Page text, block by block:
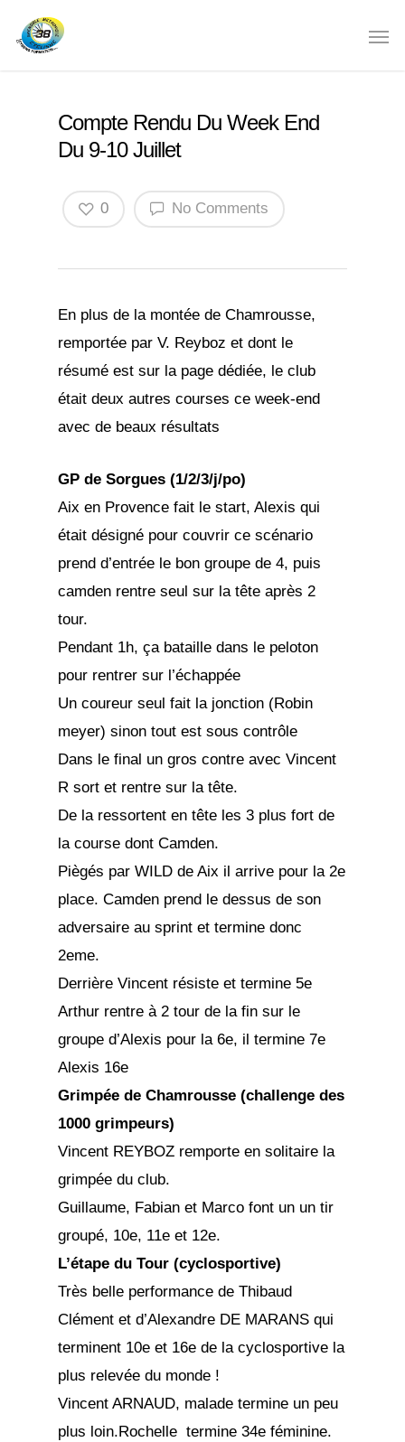
Compte Rendu Du Week End
Du 9-10 Juillet
No Comments
0
En plus de la montée de Chamrousse,
remportée par V. Reyboz et dont le
résumé est sur la page dédiée, le club
était deux autres courses ce week-end
avec de beaux résultats
GP de Sorgues (1/2/3/j/po)
Aix en Provence fait le start, Alexis qui
était désigné pour couvrir ce scénario
prend d’entrée le bon groupe de 4, puis
camden rentre seul sur la tête après 2
tour.
Pendant 1h, ça bataille dans le peloton
pour rentrer sur l’échappée
Un coureur seul fait la jonction (Robin
meyer) sinon tout est sous contrôle
Dans le final un gros contre avec Vincent
R sort et rentre sur la tête.
De la ressortent en tête les 3 plus fort de
la course dont Camden.
Piègés par WILD de Aix il arrive pour la 2e
place. Camden prend le dessus de son
adversaire au sprint et termine donc
2eme.
Derrière Vincent résiste et termine 5e
Arthur rentre à 2 tour de la fin sur le
groupe d’Alexis pour la 6e, il termine 7e
Alexis 16e
Grimpée de Chamrousse (challenge des
1000 grimpeurs)
Vincent REYBOZ remporte en solitaire la
grimpée du club.
Guillaume, Fabian et Marco font un un tir
groupé, 10e, 11e et 12e.
L’étape du Tour (cyclosportive)
Très belle performance de Thibaud
Clément et d’Alexandre DE MARANS qui
terminent 10e et 16e de la cyclosportive la
plus relevée du monde !
Vincent ARNAUD, malade termine un peu
plus loin.Rochelle termine 34e féminine.